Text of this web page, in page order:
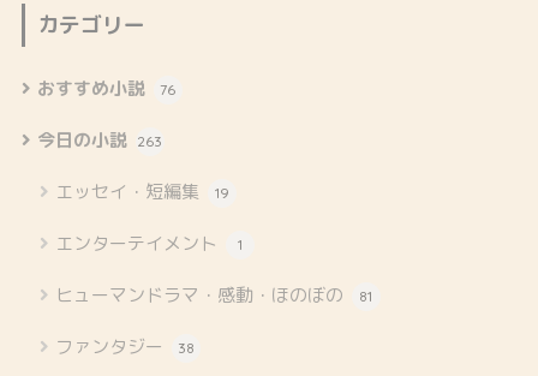
カテゴリー
おすすめ小説 76
今日の小説 263
エッセイ・短編集 19
エンターテイメント 1
ヒューマンドラマ・感動・ほのぼの 81
ファンタジー 38